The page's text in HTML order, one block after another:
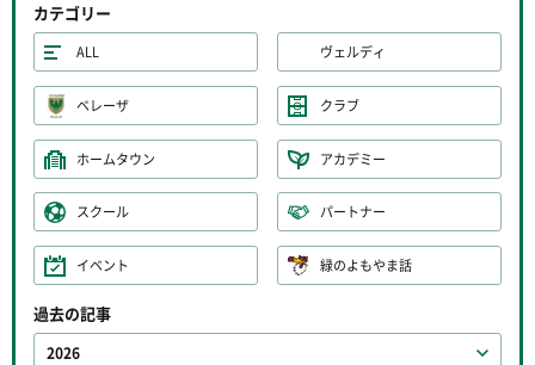
カテゴリー
ALL ヴェルディ
ベレーザ クラブ
ホームタウン アカデミー
スクール パートナー
イベント 緑のよもやま話
過去の記事
2026